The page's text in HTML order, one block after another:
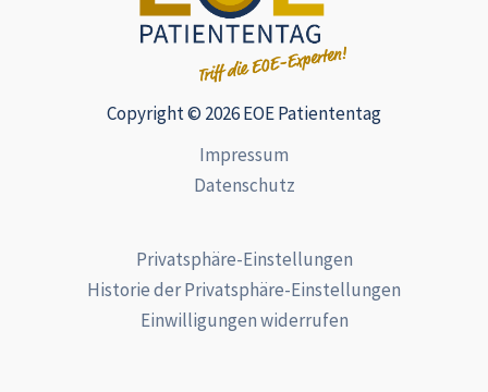
Copyright © 2026 EOE Patiententag
Impressum
Datenschutz
Privatsphäre-Einstellungen
Historie der Privatsphäre-Einstellungen
Einwilligungen widerrufen